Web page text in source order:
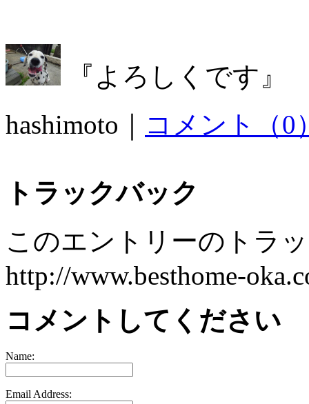
『よろしくです』
hashimoto｜
コメント（0
トラックバック
このエントリーのトラ
http://www.besthome-
コメントしてください
Name:
Email Address: